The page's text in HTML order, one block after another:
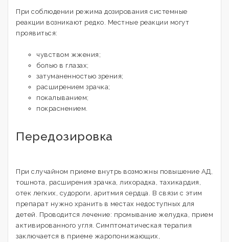
При соблюдении режима дозирования системные
реакции возникают редко. Местные реакции могут
проявиться:
чувством жжения;
болью в глазах;
затуманенностью зрения;
расширением зрачка;
покалыванием;
покраснением.
Передозировка
При случайном приеме внутрь возможны повышение АД,
тошнота, расширения зрачка, лихорадка, тахикардия,
отек легких, судороги, аритмия сердца. В связи с этим
препарат нужно хранить в местах недоступных для
детей. Проводится лечение: промывание желудка, прием
активированного угля. Симптоматическая терапия
заключается в приеме жаропонижающих,